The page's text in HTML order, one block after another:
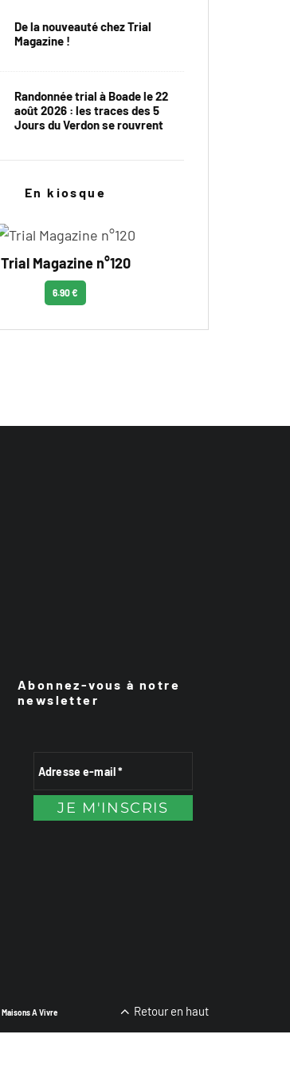
De la nouveauté chez Trial
Magazine !
Randonnée trial à Boade le 22
août 2026 : les traces des 5
Jours du Verdon se rouvrent
En kiosque
Trial Magazine n°120
6.90 €
Abonnez-vous à notre
newsletter
Maisons A Vivre Retour en haut